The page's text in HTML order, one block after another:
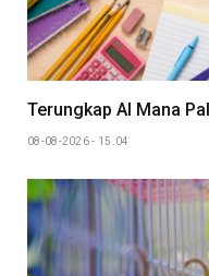
Terungkap AI Mana
08-08-2026 - 15.04